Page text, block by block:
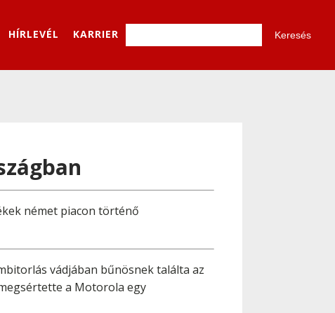
HÍRLEVÉL KARRIER
német piacon történő
vádjában bűnösnek találta az
a Motorola egy